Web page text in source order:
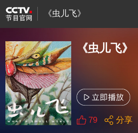
《虫儿飞》
《虫儿飞》
79 分享